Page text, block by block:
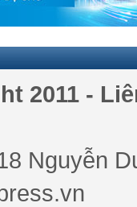
2011 -
Nguyễn